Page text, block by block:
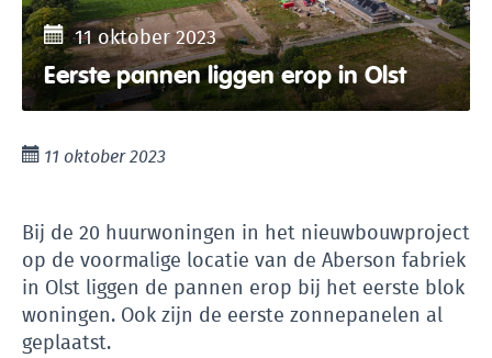
11 oktober 2023
Eerste pannen liggen erop in Olst
11 oktober 2023
Bij de 20 huurwoningen in het nieuwbouwproject
op de voormalige locatie van de Aberson fabriek
in Olst liggen de pannen erop bij het eerste blok
woningen. Ook zijn de eerste zonnepanelen al
geplaatst.